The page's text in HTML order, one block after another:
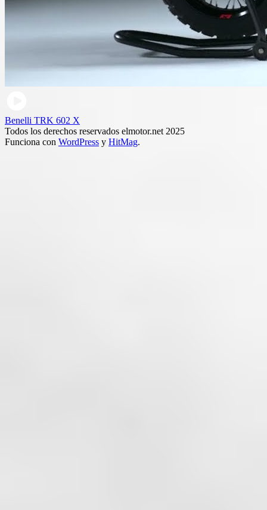
Benelli TRK 602 X
Todos los derechos reservados elmotor.net 2025
Funciona con WordPress y HitMag.